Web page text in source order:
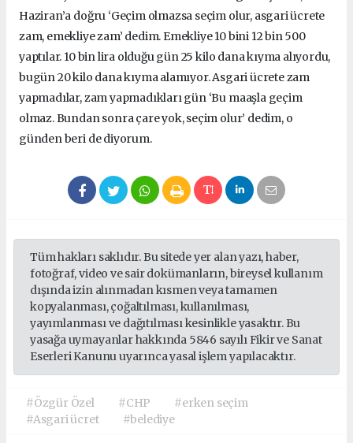
Haziran’a doğru ‘Geçim olmazsa seçim olur, asgari ücrete
zam, emekliye zam’ dedim. Emekliye 10 bini 12 bin 500
yaptılar. 10 bin lira olduğu gün 25 kilo dana kıyma alıyordu,
bugün 20 kilo dana kıyma alamıyor. Asgari ücrete zam
yapmadılar, zam yapmadıkları gün ‘Bu maaşla geçim
olmaz. Bundan sonra çare yok, seçim olur’ dedim, o
günden beri de diyorum.
Tüm hakları saklıdır. Bu sitede yer alan yazı, haber,
fotoğraf, video ve sair dokümanların, bireysel kullanım
dışında izin alınmadan kısmen veya tamamen
kopyalanması, çoğaltılması, kullanılması,
yayımlanması ve dağıtılması kesinlikle yasaktır. Bu
yasağa uymayanlar hakkında 5846 sayılı Fikir ve Sanat
Eserleri Kanunu uyarınca yasal işlem yapılacaktır.
#Özgür Özel #CHP
#erken seçim
#Asgari ücret
#belediye